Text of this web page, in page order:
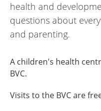
health and
questions about
and parenting.
A children's health
BVC.
Visits to the BVC are